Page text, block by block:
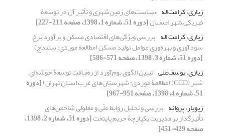
زیاری، کرامت‌اله سیاست‌های زمین‌شهری و تأثیر آن در توسعۀ
فیزیکی شهر اصفهان[دوره 51، شماره 1، 1398، صفحه 211-227]
زیاری، کرامت اله بررسی ویژگی‌های اقتصادی مسکن و برآورد نرخ
سودآوری و بهره‌وری عوامل تولید مسکن (مطالعة موردی: سنندج)
[دوره 51، شماره 3، 1398، صفحه 571-586]
زیاری، یوسف‌علی تبیین الگوی بوم‌آورد از رهیافت توسعۀ خوشه‌ای
شهر (CCD) (مطالعۀ موردی: شهرستان‌های غرب استان تهران) [دوره
51، شماره 4، 1398، صفحه 951-967]
زیویار، پروانه بررسی و تحلیل روابط علّی و معلولی شاخص‌های
تأثیرگذار بر مدیریت یکپارچۀ حریم پایتخت [دوره 51، شماره 2، 1398،
صفحه 429-451]